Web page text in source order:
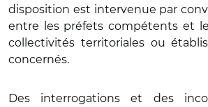
disposition est intervenue par
entre les préfets compétents et
collectivités territoriales ou
concernés.
Des interrogations et des